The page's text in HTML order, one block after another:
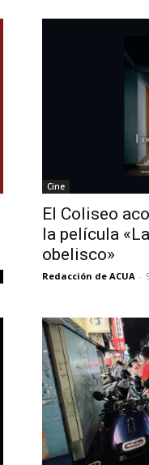
Cine
El Coliseo
la película
obelisco»
Redacción de ACUA -